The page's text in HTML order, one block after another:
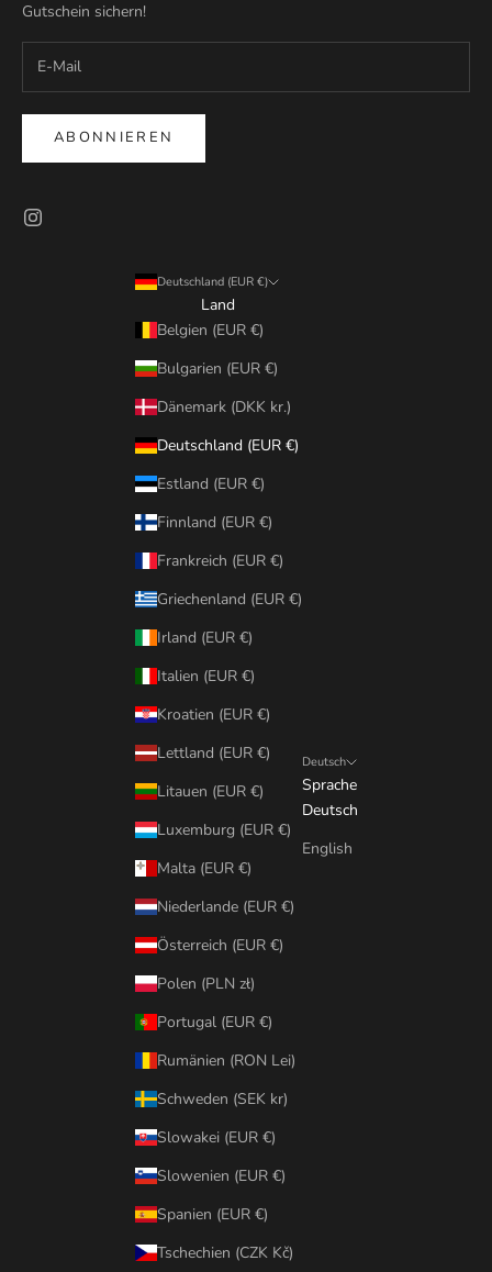
Gutschein sichern!
ABONNIEREN
Deutschland (EUR €)
Land
Belgien (EUR €)
Bulgarien (EUR €)
Dänemark (DKK kr.)
Deutschland (EUR €)
Estland (EUR €)
Finnland (EUR €)
Frankreich (EUR €)
Griechenland (EUR €)
Irland (EUR €)
Italien (EUR €)
Kroatien (EUR €)
Lettland (EUR €)
Litauen (EUR €)
Luxemburg (EUR €)
Malta (EUR €)
Niederlande (EUR €)
Österreich (EUR €)
Polen (PLN zł)
Portugal (EUR €)
Rumänien (RON Lei)
Schweden (SEK kr)
Slowakei (EUR €)
Slowenien (EUR €)
Spanien (EUR €)
Tschechien (CZK Kč)
Deutsch
Sprache
Deutsch
English